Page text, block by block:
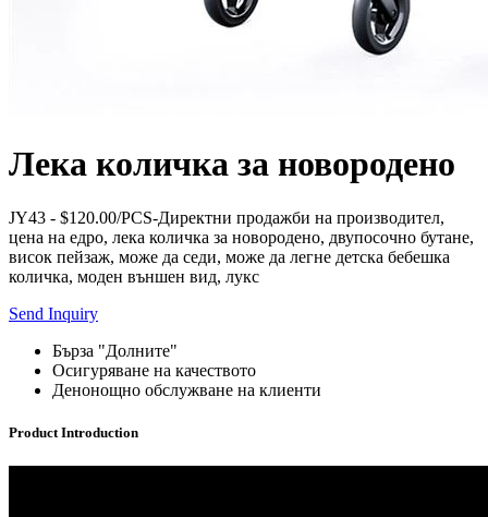
Лека количка за новородено
JY43 - $120.00/PCS-Директни продажби на производител,
цена на едро, лека количка за новородено, двупосочно бутане,
висок пейзаж, може да седи, може да легне детска бебешка
количка, моден външен вид, лукс
Send Inquiry
Бърза "Долните"
Осигуряване на качеството
Денонощно обслужване на клиенти
Product Introduction